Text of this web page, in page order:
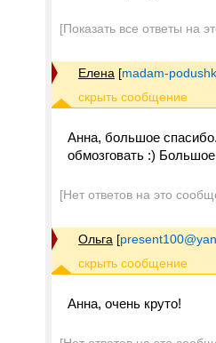
[Показать все ответы на
Елена [madam-
Анна, большое
обмозговать :)
[Нет ответов на это
Ольга [
Анна, очень круто!